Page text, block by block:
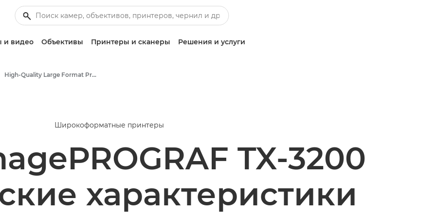
и видео Объективы Принтеры и сканеры Решения и услуги
High-Quality Large Format Printers for CAD/GIS and Stunning Graphics
Широкоформатные принтеры
TX-3200
характеристики